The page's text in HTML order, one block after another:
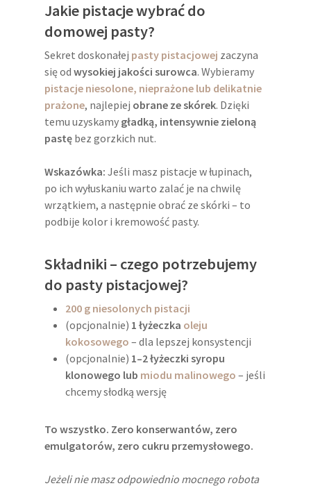
Jakie pistacje wybrać do
domowej pasty?
Sekret doskonałej pasty pistacjowej zaczyna
się odwysokiej jakości surowca. Wybieramy
pistacje niesolone, nieprażone lub delikatnie
prażone, najlepiej obrane ze skórek. Dzięki
temu uzyskamy gładką, intensywnie zieloną
pastę bez gorzkich nut.
Wskazówka: Jeśli masz pistacje w łupinach,
po ich wyłuskaniu warto zalać je na chwilę
wrzątkiem, a następnie obrać ze skórki – to
podbije kolor i kremowość pasty.
Składniki – czego potrzebujemy
do pasty pistacjowej?
200 g niesolonych pistacji
(opcjonalnie) 1 łyżeczka oleju
kokosowego – dla lepszej konsystencji
(opcjonalnie) 1–2 łyżeczki syropu
klonowego lub miodu malinowego– jeśli
chcemy słodką wersję
To wszystko. Zero konserwantów, zero
emulgatorów, zero cukru przemysłowego.
Jeżeli nie masz odpowiednio mocnego robota